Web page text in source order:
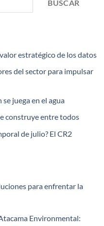
BUSCAR
estratégico de los datos
del sector para impulsar
juega en el agua
construye entre todos
de julio? El CR2
para enfrentar la
Environmental: